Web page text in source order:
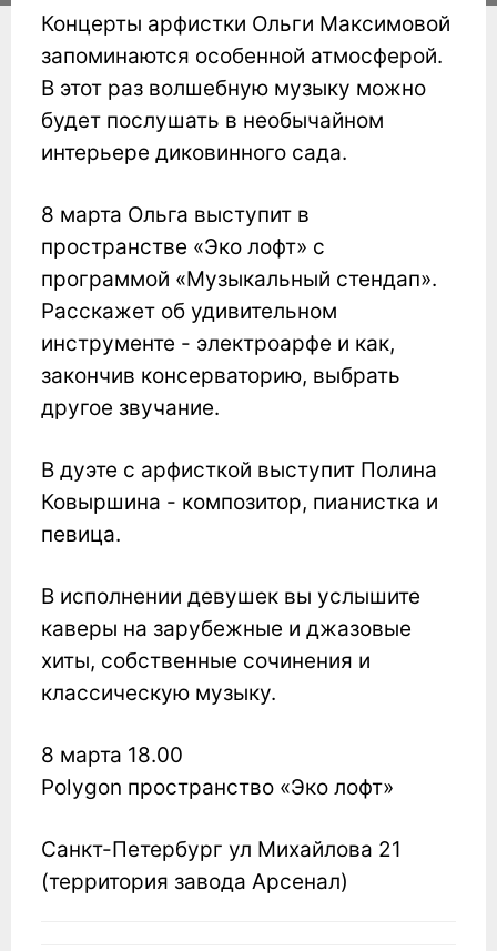
Концерты арфистки Ольги Максимовой
запоминаются особенной атмосферой.
В этот раз волшебную музыку можно
будет послушать в необычайном
интерьере диковинного сада.
8 марта Ольга выступит в
пространстве «Эко лофт» с
программой «Музыкальный стендап».
Расскажет об удивительном
инструменте - электроарфе и как,
закончив консерваторию, выбрать
другое звучание.
В дуэте с арфисткой выступит Полина
Ковыршина - композитор, пианистка и
певица.
В исполнении девушек вы услышите
каверы на зарубежные и джазовые
хиты, собственные сочинения и
классическую музыку.
8 марта 18.00
Polygon пространство «Эко лофт»
Санкт-Петербург ул Михайлова 21
(территория завода Арсенал)